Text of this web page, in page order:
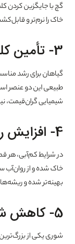
گچ با جایگزین کردن
خاک را نرم‌تر و
3- تأمین کلسیم و گوگرد
گیاهان برای رشد
طبیعی این دو عنصر
شیمیایی گران‌قیمت،
4- افزایش راندمان مصرف آب
در شرایط کم‌آبی، هر
خاک شده و از
بهینه‌تر شده و
5- کاهش شوری خاک
شوری یکی از